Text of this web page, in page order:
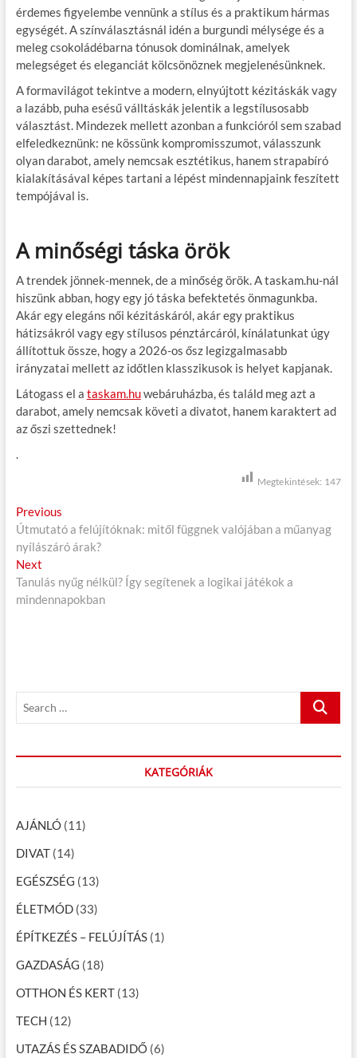
érdemes figyelembe vennünk a stílus és a praktikum hármas
egységét. A színválasztásnál idén a burgundi mélysége és a
meleg csokoládébarna tónusok dominálnak, amelyek
melegséget és eleganciát kölcsönöznek megjelenésünknek.
A formavilágot tekintve a modern, elnyújtott kézitáskák vagy
a lazább, puha esésű válltáskák jelentik a legstílusosabb
választást. Mindezek mellett azonban a funkcióról sem szabad
elfeledkeznünk: ne kössünk kompromisszumot, válasszunk
olyan darabot, amely nemcsak esztétikus, hanem strapabíró
kialakításával képes tartani a lépést mindennapjaink feszített
tempójával is.
A minőségi táska örök
A trendek jönnek-mennek, de a minőség örök. A taskam.hu-nál
hiszünk abban, hogy egy jó táska befektetés önmagunkba.
Akár egy elegáns női kézitáskáról, akár egy praktikus
hátizsákról vagy egy stílusos pénztárcáról, kínálatunkat úgy
állítottuk össze, hogy a 2026-os ősz legizgalmasabb
irányzatai mellett az időtlen klasszikusok is helyet kapjanak.
Látogass el a taskam.huwebáruházba, és találd meg azt a
darabot, amely nemcsak követi a divatot, hanem karaktert ad
az őszi szettednek!
.
Megtekintések: 147
B
e
j
e
é
s
v
i
g
á
c
i
ó
Previous
r
e
i
o
:
Útmutató a felújítóknak: mitől függnek valójában a műanyag
nyílászáró árak?
Next
e
x
:
Tanulás nyűg nélkül? Így segítenek a logikai játékok a
mindennapokban
r
h
KATEGÓRIÁK
AJÁNLÓ(11)
DIVAT(14)
EGÉSZSÉG (13)
ÉLETMÓD(33)
ÉPÍTKEZÉS – FELÚJÍTÁS(1)
GAZDASÁG (18)
OTTHON ÉS KERT(13)
TECH (12)
UTAZÁS ÉS SZABADIDŐ (6)